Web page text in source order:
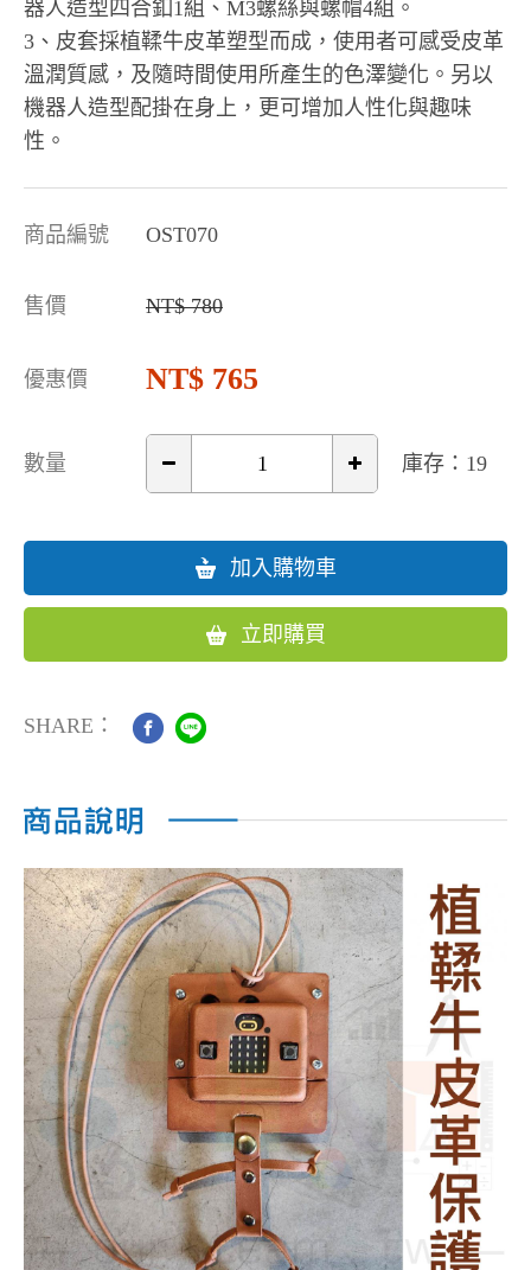
器人造型四合釦1組、M3螺絲與螺帽4組。
3、皮套採植鞣牛皮革塑型而成，使用者可感受皮革
溫潤質感，及隨時間使用所產生的色澤變化。另以
機器人造型配掛在身上，更可增加人性化與趣味
性。
商品編號 OST070
售價 780
優惠價 765
數量 庫存：19
加入購物車
立即購買
SHARE：